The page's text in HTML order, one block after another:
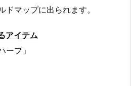
ドマップに出られます。
アイテム
ーブ」